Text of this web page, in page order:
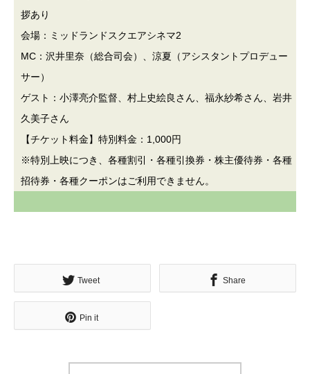
拶あり
会場：ミッドランドスクエアシネマ2
MC：沢井里奈（総合司会）、涼夏（アシスタントプロデュー
サー）
ゲスト：小澤亮介監督、村上史絵良さん、福永紗希さん、岩井
久美子さん
【チケット料金】特別料金：1,000円
※特別上映につき、各種割引・各種引換券・株主優待券・各種
招待券・各種クーポンはご利用できません。
Tweet Share
Pin it